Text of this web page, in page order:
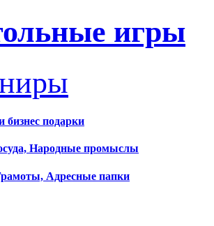
игры
бизнес подарки
Народные промыслы
Адресные папки